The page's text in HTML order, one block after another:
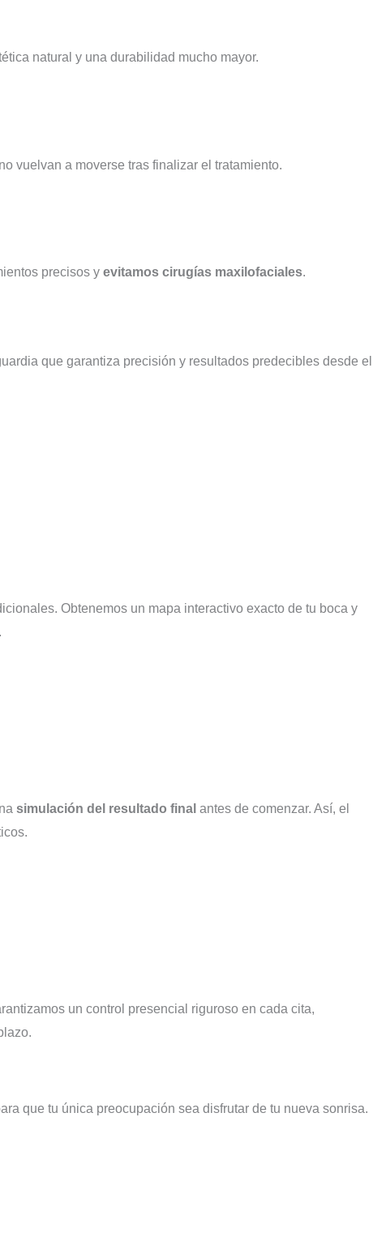
natural y una durabilidad mucho mayor.
vuelvan a moverse tras finalizar el tratamiento.
precisos y evitamos cirugías maxilofaciales.
que garantiza precisión y resultados predecibles desde el
Obtenemos un mapa interactivo exacto de tu boca y
simulación del resultado final antes de comenzar. Así, el
un control presencial riguroso en cada cita,
que tu única preocupación sea disfrutar de tu nueva sonrisa.